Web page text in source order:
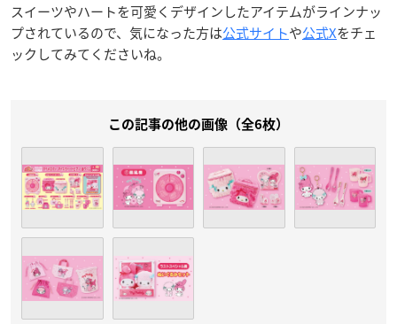
スイーツやハートを可愛くデザインしたアイテムがラインナッ
プされているので、気になった方は公式サイトや公式Xをチェ
ックしてみてくださいね。
この記事の他の画像（全6枚）